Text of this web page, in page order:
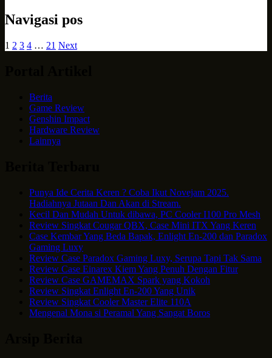
Navigasi pos
1 2 3 4 … 21 Next
Berita
Game Review
Genshin Impact
Hardware Review
Lainnya
Punya Ide Cerita Keren ? Coba Ikut Novejam 2025.
Hadiahnya Jutaan Dan Akan di Stream.
Kecil Dan Mudah Untuk dibawa, PC Cooler I100 Pro Mesh
Review Singkat Cougar QBX, Case Mini ITX Yang Keren
Case Kembar Yang Beda Bapak, Enlight En-200 dan Paradox
Gaming Luxy
Review Case Paradox Gaming Luxy, Serupa Tapi Tak Sama
Review Case Einarex Kiem Yang Penuh Dengan Fitur
Review Case GAMEMAX Spark yang Kokoh
Review Singkat Enlight En-200 Yang Unik
Review Singkat Cooler Master Elite 110A
Mengenal Mona si Peramal Yang Sangat Boros